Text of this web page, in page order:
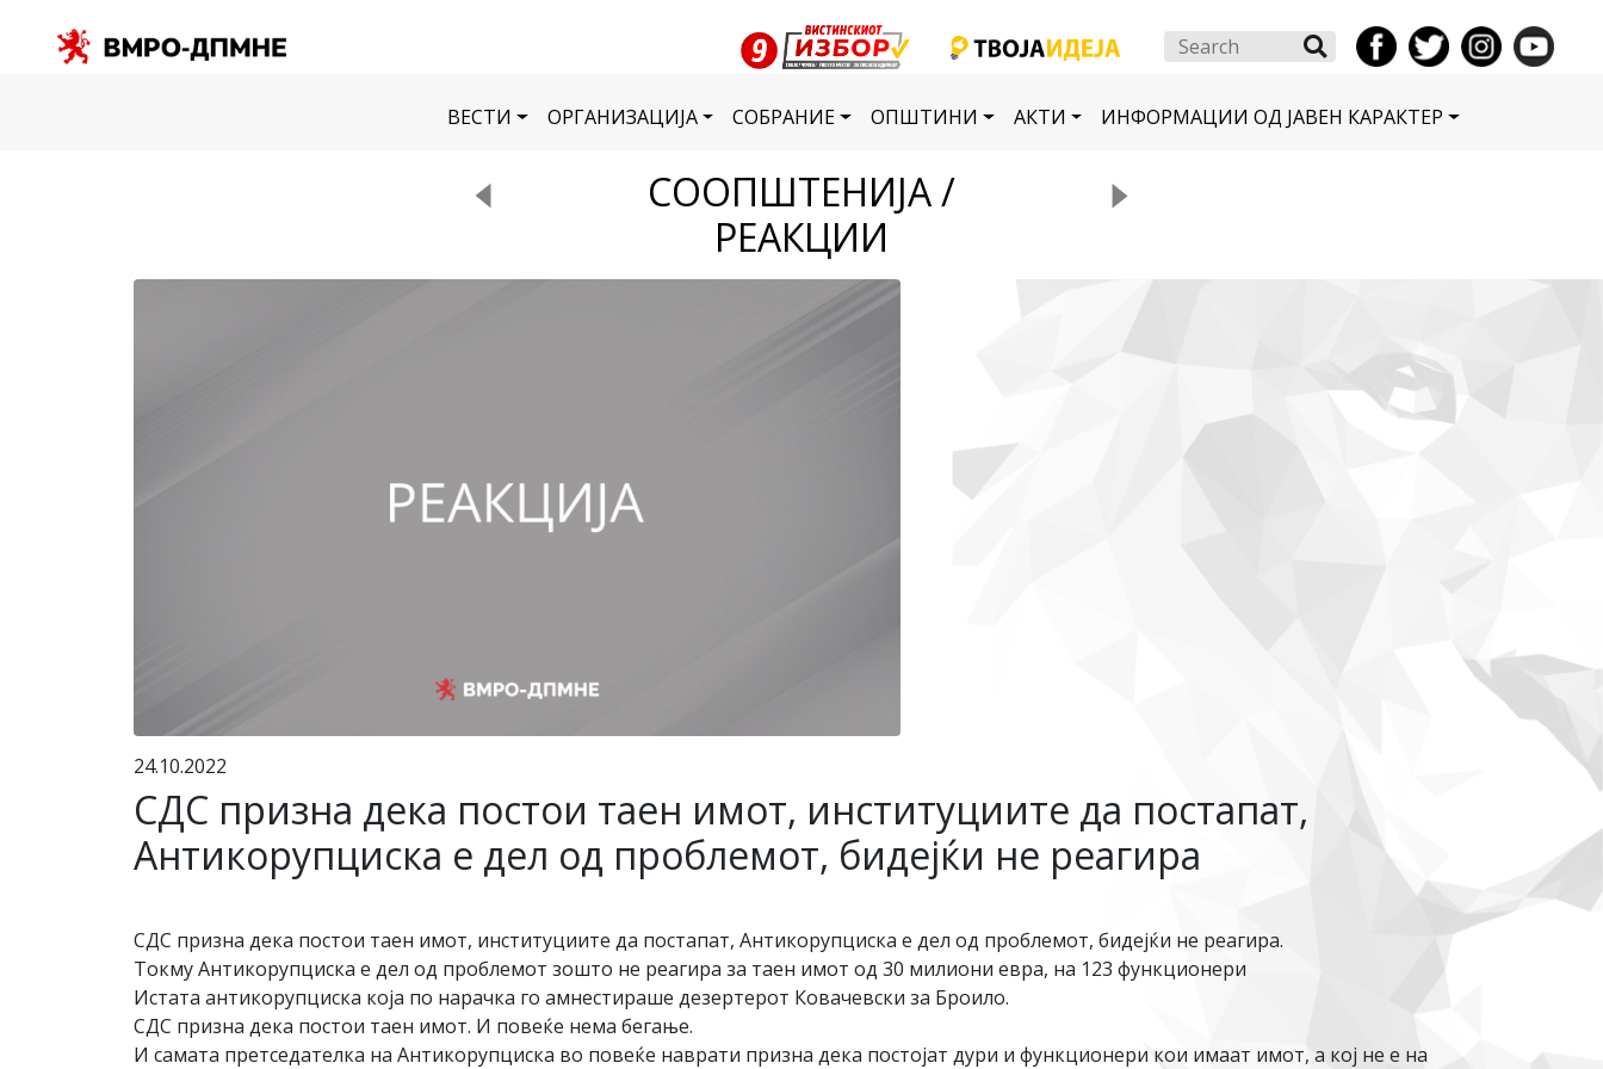
Search
ВЕСТИ ОРГАНИЗАЦИЈА СОБРАНИЕ ОПШТИНИ АКТИ ИНФОРМАЦИИ ОД ЈАВЕН КАРАКТЕР
СООПШТЕНИЈА /
РЕАКЦИИ
24.10.2022
СДС призна дека постои таен имот, институциите да постапат,
Антикорупциска е дел од проблемот, бидејќи не реагира
СДС призна дека постои таен имот, институциите да постапат, Антикорупциска е дел од проблемот, бидејќи не реагира.
Токму Антикорупциска е дел од проблемот зошто не реагира за таен имот од 30 милиони евра, на 123 функционери
Истата антикорупциска која по нарачка го амнестираше дезертерот Ковачевски за Броило.
СДС призна дека постои таен имот. И повеќе нема бегање.
И самата претседателка на Антикорупциска во повеќе наврати призна дека постојат дури и функционери кои имаат имот, а кој не е на